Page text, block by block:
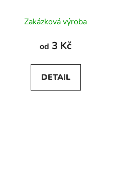
Zakázková výroba
od 3 Kč
DETAIL